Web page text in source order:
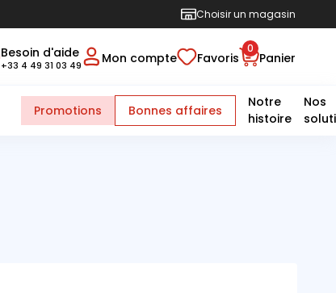
Choisir un magasin
Besoin d'aide
+33 4 49 31 03 49 Mon compte Favoris
0
Panier
Promotions Bonnes affaires
Notre
histoire
Nos